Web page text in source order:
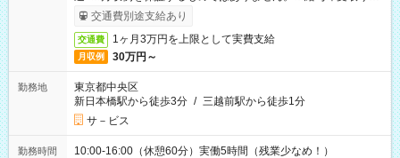
ービス利用可（利用条件有）
交通費別途支給あり
交通費 1ヶ月3万円を上限として実費支給
月収例 30万円～
勤務地
東京都中央区
新日本橋駅から徒歩3分 / 三越前駅から徒歩1分
サ－ビス
勤務時間 10:00-16:00（休憩60分）実働5時間（残業少なめ！）